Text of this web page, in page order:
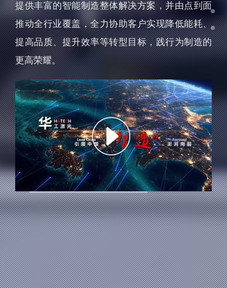
提供丰富的智能制造整体解决方案，并由点到面
推动全行业覆盖，全力协助客户实现降低能耗、
提高品质、提升效率等转型目标，践行为制造的
更高荣耀。